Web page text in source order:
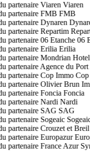
Viaren
FMB
Dynaren
06
Erilia
Cop
Foncia
Nardi
SAG
Sogeaic